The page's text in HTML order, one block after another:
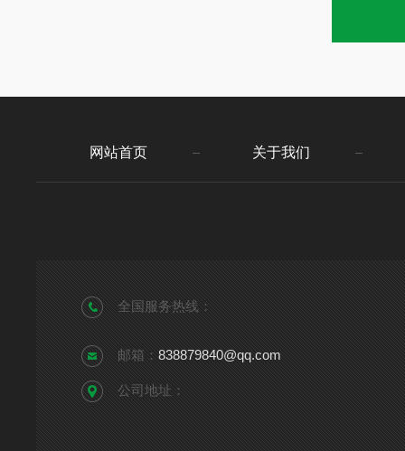
网站首页 关于我们
全国服务热线：
邮箱：838879840@qq.com
公司地址：